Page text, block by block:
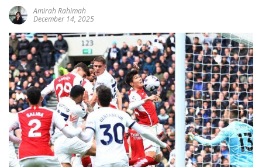
Amirah Rahimah
December 14, 2025